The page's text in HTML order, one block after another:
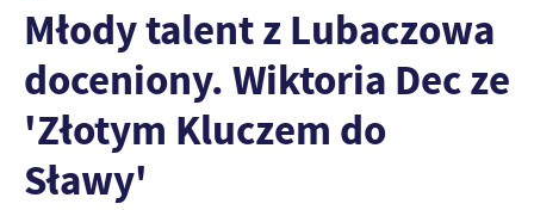
Młody talent z Lubaczowa
doceniony. Wiktoria Dec ze
'Złotym Kluczem do
Sławy'